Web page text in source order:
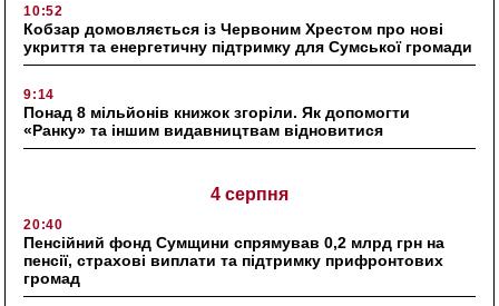
10:52
Кобзар домовляється із Червоним Хрестом про нові
укриття та енергетичну підтримку для Сумської громади
9:14
Понад 8 мільйонів книжок згоріли. Як допомогти
«Ранку» та іншим видавництвам відновитися
4 серпня
20:40
Пенсійний фонд Сумщини спрямував 0,2 млрд грн на
пенсії, страхові виплати та підтримку прифронтових
громад